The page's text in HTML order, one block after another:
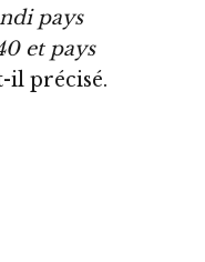
pays
et pays
il précisé.